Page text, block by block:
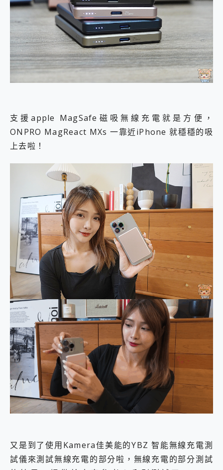
支援apple MagSafe磁吸無線充電就是方便，
ONPRO MagReact MXs 一靠近iPhone 就穩穩的吸
上去啦！
又是到了使用Kamera佳美能的YBZ 智能無線充電測
試儀來測試無線充電的部分啦，無線充電的部分測試